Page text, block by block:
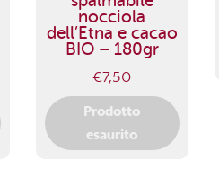
nocciola
dell’Etna e cacao
BIO – 180gr
€7,50
Prodotto
esaurito